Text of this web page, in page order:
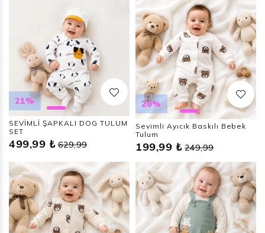
21%
SEVİMLİ ŞAPKALI DOG TULUM
SET
499,99 ₺ 629,99
20%
Sevimli Ayıcık Baskılı Bebek
Tulum
199,99 ₺ 249,99